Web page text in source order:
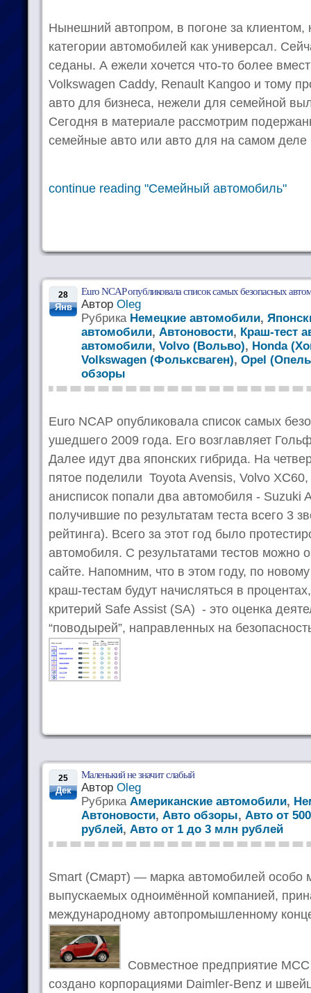
Нынешний автопром, в погоне за клиентом,
категории автомобилей как универсал.
седаны. А ежели хочется что-то более
Volkswagen Caddy, Renault Kangoo и тому
авто для бизнеса, нежели для семейной
Сегодня в материале рассмотрим
семейные авто или авто для на самом деле
continue reading "Семейный автомобиль"
28
Янв
Euro NCAP опубликовала список самых безопасных
Автор Oleg
Рубрика Немецкие автомобили,
автомобили, Автоновости, Краш-тест
автомобили, Volvo (Вольво), Honda
Volkswagen (Фольксваген), Opel
обзоры
Euro NCAP опубликовала список самых
ушедшего 2009 года. Его возглавляет
Далее идут два японских гибрида. На
пятое поделили Toyota Avensis, Volvo
анисписок попали два автомобиля - Suzuki
получившие по результатам теста всего 3
рейтинга). Всего за этот год было
автомобиля. С результатами тестов можно
сайте. Напомним, что в этом году, по
краш-тестам будут начисляться в
критерий Safe Assist (SA) - это оценка
“поводырей”, направленных на
25
Дек
Маленький не значит слабый
Автор Oleg
Рубрика Американские автомобили,
Автоновости, Авто обзоры, Авто от
рублей, Авто от 1 до 3 млн рублей
Smart (Смарт) — марка автомобилей особо
выпускаемых одноимённой компанией,
международному автопромышленному
Совместное предприятие
создано корпорациями Daimler-Benz и